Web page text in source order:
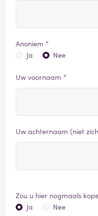
Anoniem *
Ja
Nee
Uw voornaam *
Uw achternaam (niet
Zou u hier nogmaals
Ja
Nee